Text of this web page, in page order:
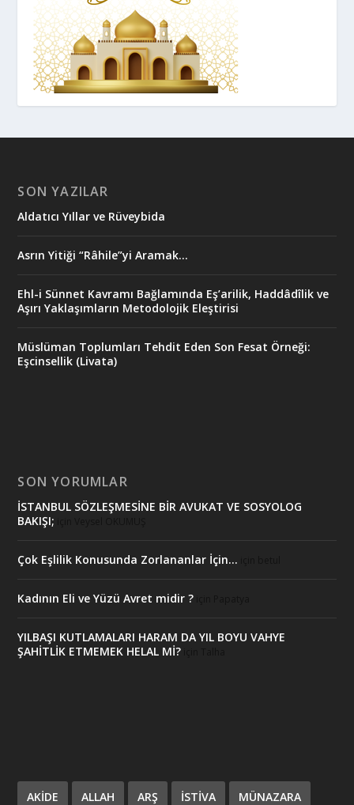
SON YAZILAR
Aldatıcı Yıllar ve Rüveybida
Asrın Yitiği “Râhile”yi Aramak…
Ehl-i Sünnet Kavramı Bağlamında Eş’arilik, Haddâdîlik ve
Aşırı Yaklaşımların Metodolojik Eleştirisi
Müslüman Toplumları Tehdit Eden Son Fesat Örneği:
Eşcinsellik (Livata)
SON YORUMLAR
İSTANBUL SÖZLEŞMESİNE BİR AVUKAT VE SOSYOLOG
BAKIŞI;
Çok Eşlilik Konusunda Zorlananlar İçin…
Kadının Eli ve Yüzü Avret midir ?
YILBAŞI KUTLAMALARI HARAM DA YIL BOYU VAHYE
ŞAHİTLİK ETMEMEK HELAL Mİ?
AKIDE ALLAH ARŞ ISTIVA MÜNAZARA